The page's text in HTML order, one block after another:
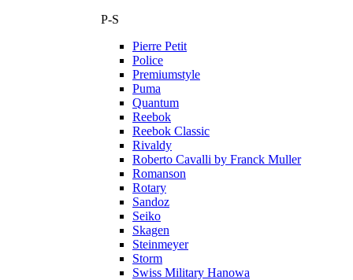
P-S
Pierre Petit
Police
Premiumstyle
Puma
Quantum
Reebok
Reebok Classic
Rivaldy
Roberto Cavalli by Franck Muller
Romanson
Rotary
Sandoz
Seiko
Skagen
Steinmeyer
Storm
Swiss Military Hanowa